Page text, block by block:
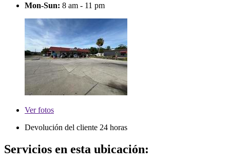
Mon-Sun: 8 am - 11 pm
Verfotos
Devolución del cliente 24 horas
Servicios en esta ubicación: